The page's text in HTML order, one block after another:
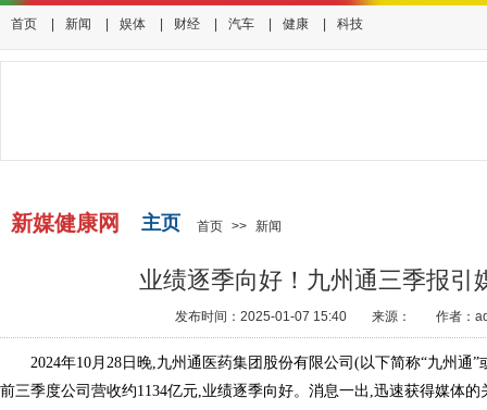
首页 新闻 娱体 财经 汽车 健康 科技
新媒健康网 主页 首页 >> 新闻
业绩逐季向好！九州通三季报引
发布时间：2025-01-07 15:40 来源： 作者：
2024年10月28日晚,九州通医药集团股份有限公司(以下简称“九州通”
前三季度公司营收约1134亿元,业绩逐季向好。消息一出,迅速获得媒体的